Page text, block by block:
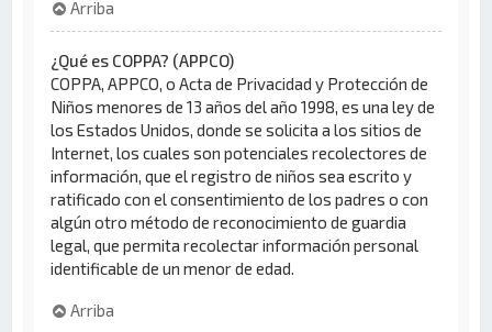
Arriba
¿Qué es COPPA? (APPCO)
COPPA, APPCO, o Acta de Privacidad y Protección de
Niños menores de 13 años del año 1998, es una ley de
los Estados Unidos, donde se solicita a los sitios de
Internet, los cuales son potenciales recolectores de
información, que el registro de niños sea escrito y
ratificado con el consentimiento de los padres o con
algún otro método de reconocimiento de guardia
legal, que permita recolectar información personal
identificable de un menor de edad.
Arriba